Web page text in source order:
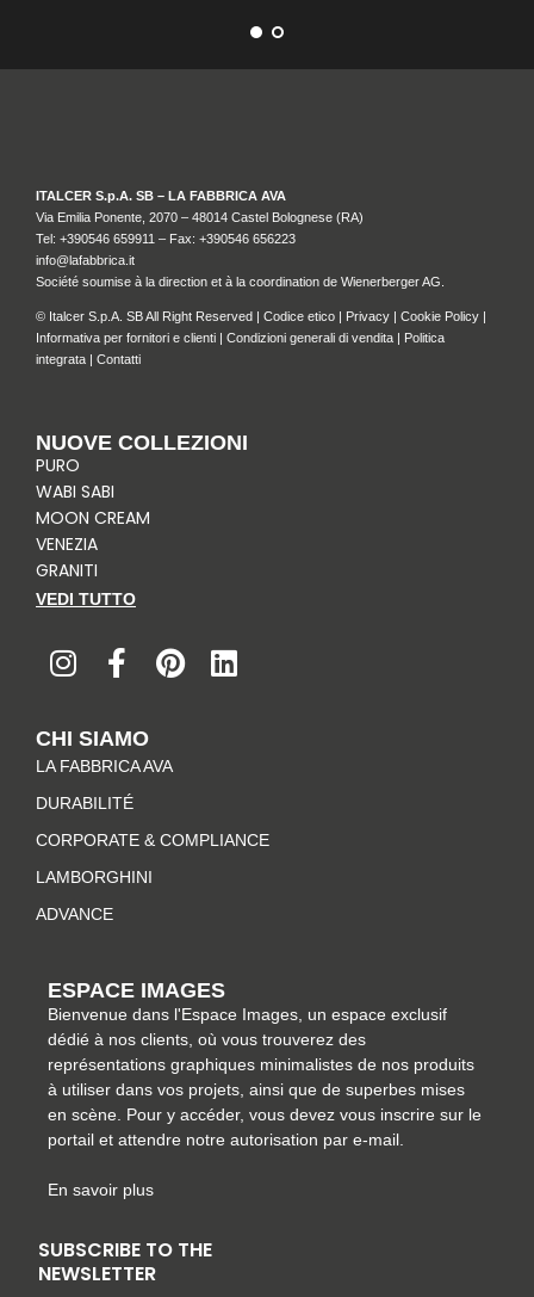
ITALCER S.p.A. SB – LA FABBRICA AVA
Via Emilia Ponente, 2070 – 48014 Castel Bolognese (RA)
Tel: +390546 659911 – Fax: +390546 656223
info@lafabbrica.it
Société soumise à la direction et à la coordination de Wienerberger AG.
© Italcer S.p.A. SB All Right Reserved | Codice etico | Privacy | Cookie Policy |
Informativa per fornitori e clienti | Condizioni generali di vendita | Politica
integrata | Contatti
NUOVE COLLEZIONI
PURO
WABI SABI
MOON CREAM
VENEZIA
GRANITI
VEDI TUTTO
n
s
a
g
r
a
m
a
c
b
o
o
k
-
f
i
n
r
s
i
n
n
CHI SIAMO
LA FABBRICA AVA
DURABILITÉ
CORPORATE & COMPLIANCE
LAMBORGHINI
ADVANCE
ESPACE IMAGES
Bienvenue dans l'Espace Images, un espace exclusif
dédié à nos clients, où vous trouverez des
représentations graphiques minimalistes de nos produits
à utiliser dans vos projets, ainsi que de superbes mises
en scène. Pour y accéder, vous devez vous inscrire sur le
portail et attendre notre autorisation par e-mail.
En savoir plus
SUBSCRIBE TO THE
NEWSLETTER